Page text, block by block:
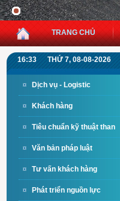
TRANG CHỦ
16:33 THỨ 7, 08-08-2026
Dịch vụ - Logistic
Khách hàng
Tiêu chuẩn kỹ thuật than
Văn bản pháp luật
Tư vấn khách hàng
Phát triển nguồn lực